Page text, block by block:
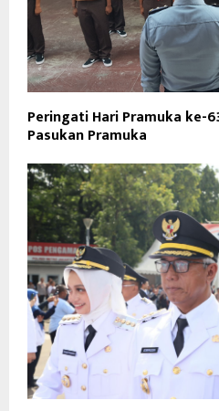
Peringati Hari Pramuka ke-
Pasukan Pramuka